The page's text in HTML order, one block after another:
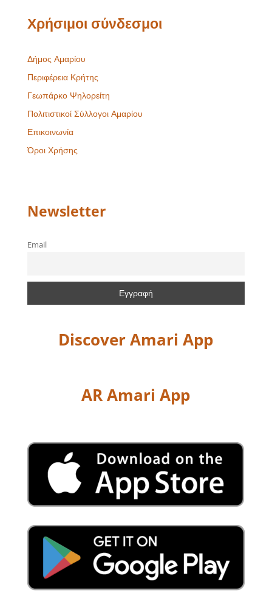
Χρήσιμοι σύνδεσμοι
Δήμος Αμαρίου
Περιφέρεια Κρήτης
Γεωπάρκο Ψηλορείτη
Πολιτιστικοί Σύλλογοι Αμαρίου
Επικοινωνία
Όροι Χρήσης
Newsletter
Email
Discover Amari App
AR Amari App